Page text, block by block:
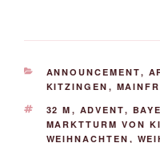
KATEGORIEN
ANNOUNCEMENT,
KITZINGEN ,
SCHLAGWÖRTER
32 M , ADVENT,
MARKTTURM VON
WEIHNACHTEN ,